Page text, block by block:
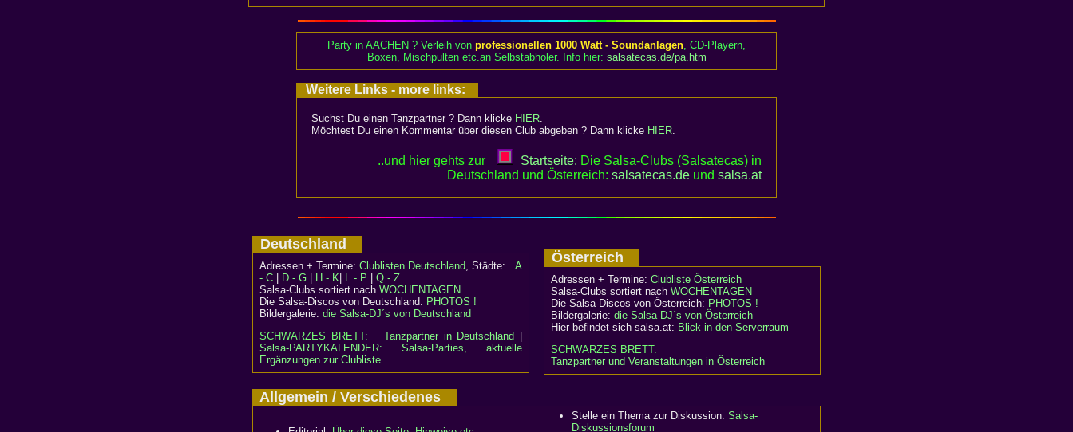
Party in AACHEN ? Verleih von professionellen 1000 Watt - Soundanlagen, CD-Playern,
Boxen, Mischpulten etc.an Selbstabholer. Info hier: salsatecas.de/pa.htm
Weitere Links - more links:
Suchst Du einen Tanzpartner ? Dann klicke HIER.
Möchtest Du einen Kommentar über diesen Club abgeben ? Dann klicke HIER.
..und hier gehts zur Startseite: Die Salsa-Clubs (Salsatecas) in
Deutschland und Österreich: salsatecas.de und salsa.at
Deutschland
Adressen + Termine: Clublisten Deutschland, Städte: A
- C
D - G H - K L - P
Q - Z
Salsa-Clubs sortiert nach WOCHENTAGEN
Die Salsa-Discos von Deutschland: PHOTOS !
Bildergalerie: die Salsa-DJ´s von Deutschland
SCHWARZES BRETT:
Tanzpartner in Deutschland
Salsa-PARTYKALENDER: Salsa-Parties, aktuelle
Ergänzungen zur Clubliste
Österreich
Adressen + Termine: Clubliste Österreich
Salsa-Clubs sortiert nach WOCHENTAGEN
Die Salsa-Discos von Österreich: PHOTOS !
Bildergalerie: die Salsa-DJ´s von Österreich
Hier befindet sich salsa.at: Blick in den Serverraum
SCHWARZES BRETT:
Tanzpartner und Veranstaltungen in Österreich
Allgemein / Verschiedenes
Stelle ein Thema zur Diskussion: Salsa-
Diskussionsforum